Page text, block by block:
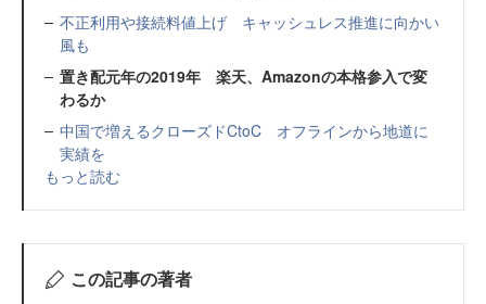
不正利用や接続料値上げ キャッシュレス推進に向かい
風も
置き配元年の2019年 楽天、Amazonの本格参入で変
わるか
中国で増えるクローズドCtoC オフラインから地道に
実績を
もっと読む
この記事の著者